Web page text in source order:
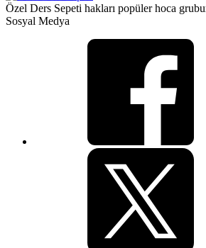
Özel Ders Sepeti hakları popüler hoca
Sosyal Medya